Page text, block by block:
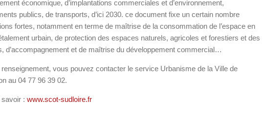
économique, d’implantations commerciales et d’environnement,
publics, de transports, d’ici 2030. ce document fixe un certain nombre
fortes, notamment en terme de maîtrise de la consommation de l’espace en
urbain, de protection des espaces naturels, agricoles et forestiers et des
d’accompagnement et de maîtrise du développement commercial…
renseignement, vous pouvez contacter le service Urbanisme de la Ville de
au 04 77 96 39 02.
: www.scot-sudloire.fr